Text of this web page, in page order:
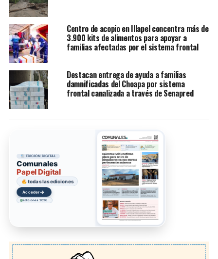
Centro de acopio en Illapel concentra más de
3.900 kits de alimentos para apoyar a
familias afectadas por el sistema frontal
Destacan entrega de ayuda a familias
damnificadas del Choapa por sistema
frontal canalizada a través de Senapred
EDICIÓN DIGITAL
Comunales
Papel Digital
todas las ediciones
Acceder→
ediciones 2026